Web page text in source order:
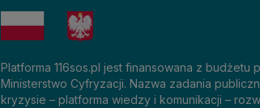
Platforma 116sos.pl jest finansowana z budżetu
Ministerstwo Cyfryzacji. Nazwa zadania
kryzysie – platforma wiedzy i komunikacji –